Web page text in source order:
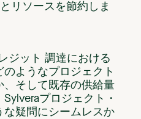
リソースを節約しま
ジット 調達における
ようなプロジェクト
、そして既存の供給量
プロジェクト・
な疑問にシームレスか